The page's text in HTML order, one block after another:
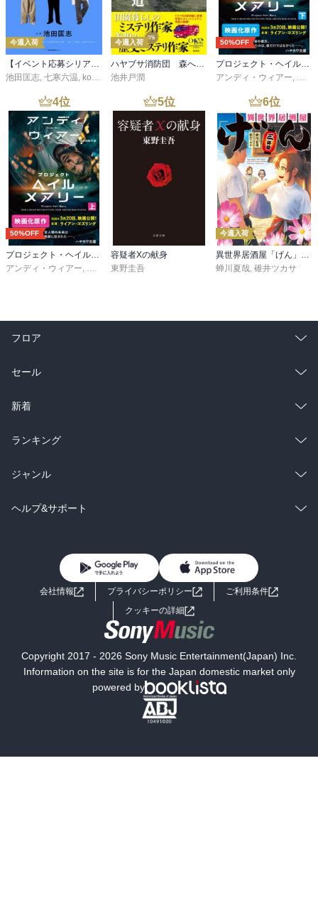
今週入荷
【イベント応募シリアルコード付】池田匡志出演・オーディオフォトブック「あの日」SPECIAL EDITION（音声／動画付）
池田匡志, 七寒六温, konoko58 ,村崎キコ
今週入荷
ハヤブサ消防団 森へつづく道
池井戸潤
50%OFF
プロジェクト・ヘイル・メアリー 下
アンディ・ウィアー, 小野
4位
50%OFF
プロジェクト・ヘイル・メアリー 上
アンディ・ウィアー, 小野田和子
5位
容疑者Xの献身
東野圭吾
6位
今週入荷
異世界居酒屋「げん」三杯目
蝉川夏哉, 碓井ツカサ
フロア
総合
ラノベ
雑誌・グラビア
BL・TL
セール
総合
ラノベ
雑誌・グラビア
BL・TL
新着
総合
ラノベ
雑誌・グラビア
ランキング
総合
ラノベ
ジャンル
コミック
ライトノベル 男子向けラノベ
小説
海外小説
ミステリー SF
文学
ヘルプ&サポート
よくあるご質問 お問い合わせ
会社情報 プライバシーポリシー
ご利用条件
クッキーの詳細
Copyright 2017 - 2026 Sony Music Entertainment(Japan) Inc.
Information on the site is for the Japan domestic market only
powered by